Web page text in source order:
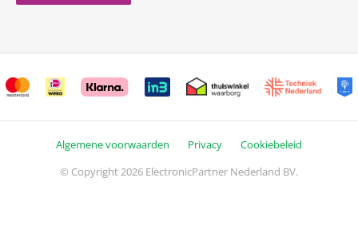
Comfort
Timer
Smart TV
SmartTV
Hbb TV Ready
WEB-Browser
Algemene voorwaarden Privacy
Cookiebeleid
© Copyright 2026 ElectronicPartner Nederland BV.